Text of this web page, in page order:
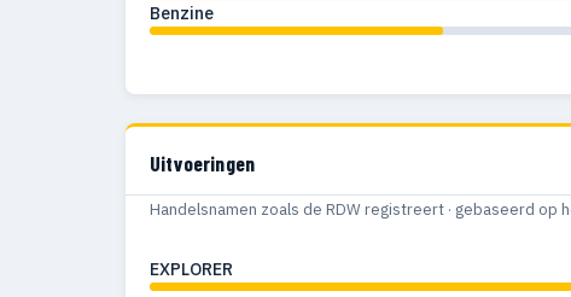
Benzine
Uitvoeringen
Handelsnamen zoals de RDW registreert · gebaseerd op
EXPLORER